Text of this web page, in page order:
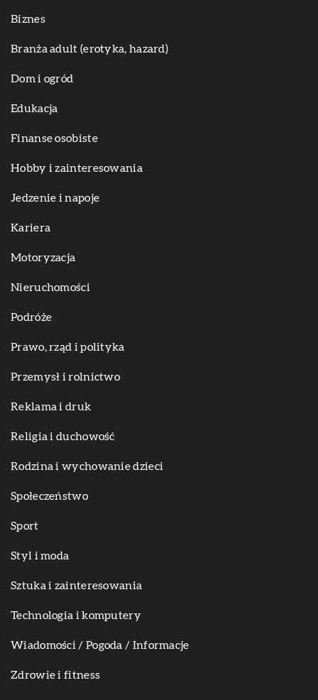
Biznes
Branża adult (erotyka, hazard)
Dom i ogród
Edukacja
Finanse osobiste
Hobby i zainteresowania
Jedzenie i napoje
Kariera
Motoryzacja
Nieruchomości
Podróże
Prawo, rząd i polityka
Przemysł i rolnictwo
Reklama i druk
Religia i duchowość
Rodzina i wychowanie dzieci
Społeczeństwo
Sport
Styl i moda
Sztuka i zainteresowania
Technologia i komputery
Wiadomości / Pogoda / Informacje
Zdrowie i fitness